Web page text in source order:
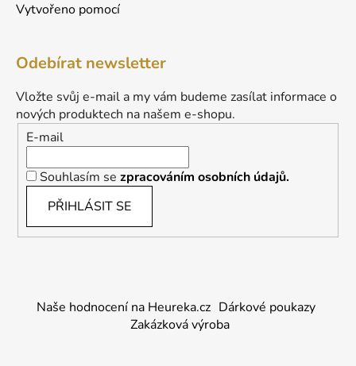
Vytvořeno pomocí
Odebírat newsletter
Vložte svůj e-mail a my vám budeme zasílat informace o
nových produktech na našem e-shopu.
E-mail
Souhlasím se zpracováním osobních údajů.
PŘIHLÁSIT SE
Naše hodnocení na Heureka.cz Dárkové poukazy
Zakázková výroba